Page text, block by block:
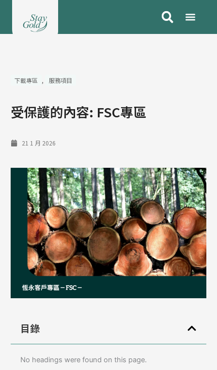
下載專區 , 服務項目
受保護的內容: FSC專區
21 1 月 2026
目錄
No headings were found on this page.